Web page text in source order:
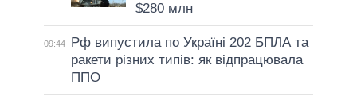
$280 млн
09:44
Рф випустила по Україні 202 БПЛА та
ракети різних типів: як відпрацювала
ППО